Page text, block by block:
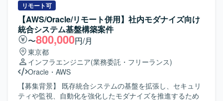
問い合わせ対応、既存PGの改修や小規模な追加開発などを
行っていただきます。また、Bronze/Silver/Gold構造で加工
されたデータのDWH格納に関するジョブ監視や調整、
Systemwalkerを用いたジョブ管理業務にも携わっていただ
きます。Domoで可視化されるデータの品質維持に向けた運
用改善やチューニングもご対応いただきます。 【求める人
物像】 データ基盤運用に責任感を持ち、障害発生時にも落
ち着いて状況整理と関係者への説明ができる方を求めてお
ります。新しいクラウドサービスやデータ関連技術に対し
て前向きにキャッチアップし、自ら改善提案ができる方に
リモート可
【AWS/Oracle/リモート併用】社内モダナイズ向け
統合システム基盤構築案件
〜800,000円/月
東京都
インフラエンジニア(業務委託・フリーランス)
Oracle ・ AWS
【募集背景】 既存統合システムの基盤を拡張し、セキュリ
ティや監視、自動化を強化したモダナイズを推進するため